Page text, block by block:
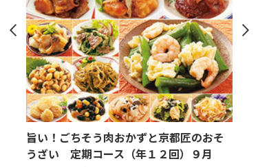
旨い！ごちそう肉おかずと京都匠のおそ
うざい 定期コース（年１２回）９月